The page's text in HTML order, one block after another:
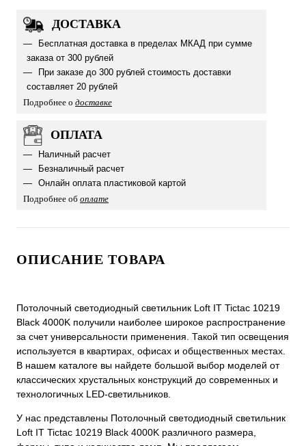
ДОСТАВКА
Бесплатная доставка в пределах МКАД при сумме
заказа от 300 рублей
При заказе до 300 рублей стоимость доставки
составляет 20 рублей
Подробнее о доставке
ОПЛАТА
Наличный расчет
Безналичный расчет
Онлайн оплата пластиковой картой
Подробнее об оплате
ОПИСАНИЕ ТОВАРА
Потолочный светодиодный светильник Loft IT Tictac 10219
Black 4000K получили наиболее широкое распространение
за счет универсальности применения. Такой тип освещения
используется в квартирах, офисах и общественных местах.
В нашем каталоге вы найдете большой выбор моделей от
классических хрустальных конструкций до современных и
технологичных LED-светильников.
У нас представлены Потолочный светодиодный светильник
Loft IT Tictac 10219 Black 4000K различного размера,